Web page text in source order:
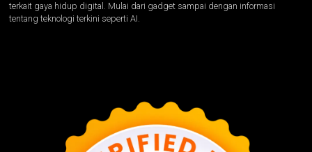
terkait gaya hidup digital. Mulai dari gadget sampai dengan informasi
tentang teknologi terkini seperti AI.